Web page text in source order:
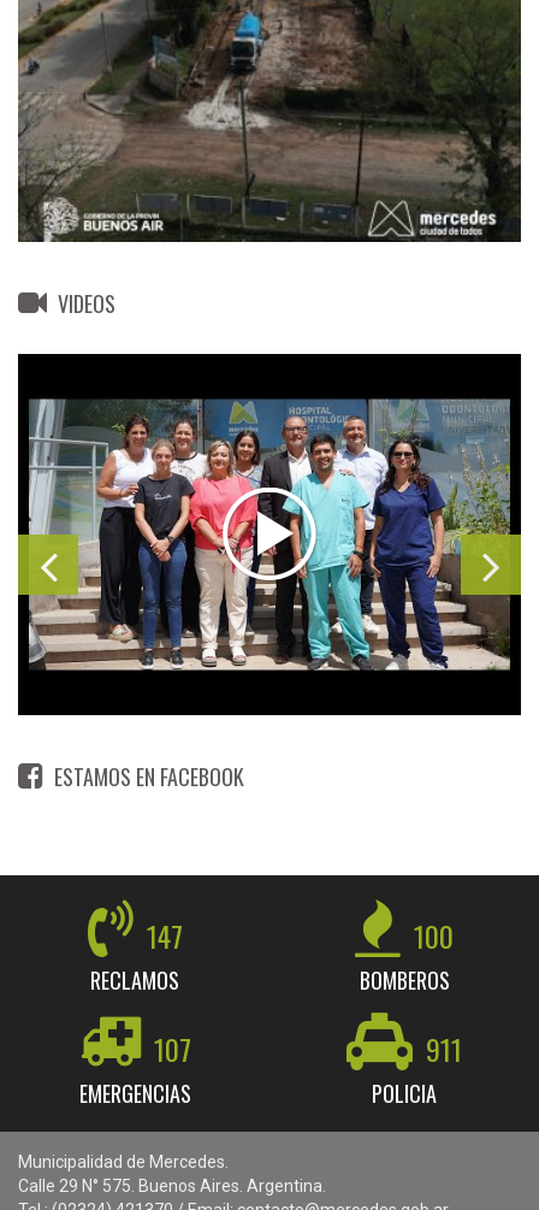
VIDEOS
ESTAMOS EN FACEBOOK
147
RECLAMOS
100
BOMBEROS
107
EMERGENCIAS
911
POLICIA
Municipalidad de Mercedes.
Calle 29 N° 575. Buenos Aires. Argentina.